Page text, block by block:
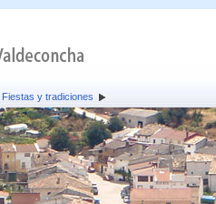
Fiestas y tradiciones